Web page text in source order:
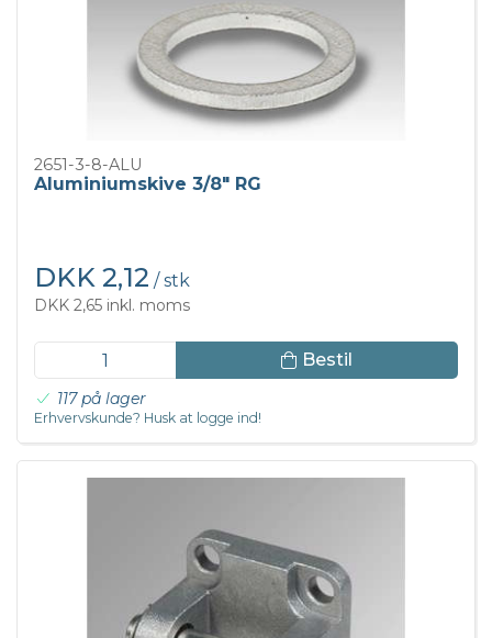
2651-3-8-ALU
Aluminiumskive 3/8" RG
DKK 2,12 / stk
DKK 2,65 inkl. moms
Bestil
117 på lager
Erhvervskunde? Husk at logge ind!